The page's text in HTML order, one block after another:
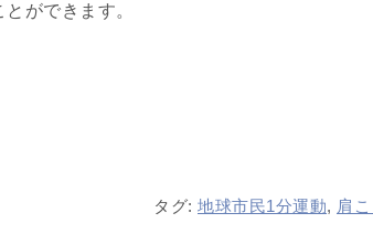
ができます。
タグ: 地球市民1分運動, 肩